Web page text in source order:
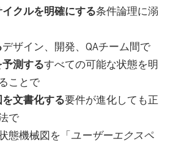
クルを明確にする条件論理に溺
デザイン、開発、QAチーム間で
測するすべての可能な状態を明
ことで
文書化する要件が進化しても正
で
態機械図を「ユーザーエクスペ